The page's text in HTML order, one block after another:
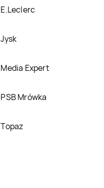
E.Leclerc
Jysk
Media Expert
PSB Mrówka
Topaz